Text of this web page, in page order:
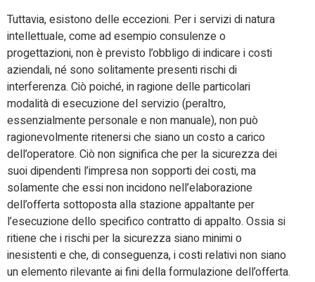
Tuttavia, esistono delle eccezioni. Per i servizi di natura
intellettuale, come ad esempio consulenze o
progettazioni, non è previsto l’obbligo di indicare i costi
aziendali, né sono solitamente presenti rischi di
interferenza. Ciò poiché, in ragione delle particolari
modalità di esecuzione del servizio (peraltro,
essenzialmente personale e non manuale), non può
ragionevolmente ritenersi che siano un costo a carico
dell’operatore. Ciò non significa che per la sicurezza dei
suoi dipendenti l’impresa non sopporti dei costi, ma
solamente che essi non incidono nell’elaborazione
dell’offerta sottoposta alla stazione appaltante per
l’esecuzione dello specifico contratto di appalto. Ossia si
ritiene che i rischi per la sicurezza siano minimi o
inesistenti e che, di conseguenza, i costi relativi non siano
un elemento rilevante ai fini della formulazione dell’offerta.